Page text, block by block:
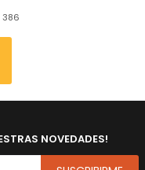
386
NOVEDADES!